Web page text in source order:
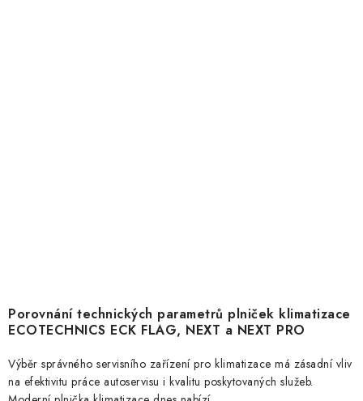
Porovnání technických parametrů plniček klimatizace
ECOTECHNICS ECK FLAG, NEXT a NEXT PRO
Výběr správného servisního zařízení pro klimatizace má zásadní vliv
na efektivitu práce autoservisu i kvalitu poskytovaných služeb.